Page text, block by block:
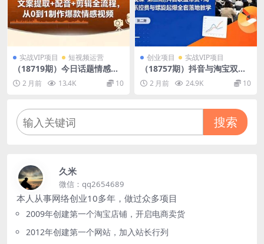
实战VIP项目 短视频运营
（18719期）今日话题情感语
录教学：文案提取+配音+剪辑
全流程，从0到1制作爆款情感
2 月前 13.4K 10
创业项目 实战VIP项目
（18757期）抖音与淘宝双平
台电商线下实战课-第二期，抖
音联盟带货+淘系控费与螺旋
2 月前 24.9K 10
搜索
久米
微信：qq2654689
本人从事网络创业10多年，做过众多项目
2009年创建第一个淘宝店铺，开启电商卖货
2012年创建第一个网站，加入站长行列